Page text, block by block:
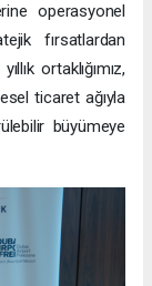
operasyonel
fırsatlardan
ortaklığımız,
ticaret ağıyla
büyümeye